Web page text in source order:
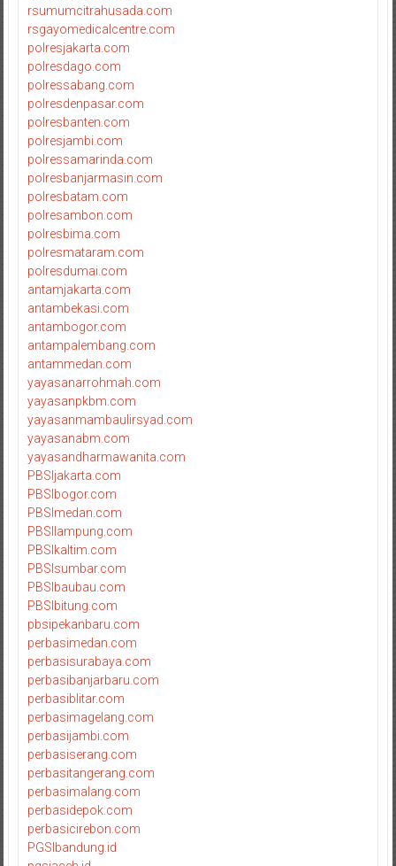
rsumumcitrahusada.com
rsgayomedicalcentre.com
polresjakarta.com
polresdago.com
polressabang.com
polresdenpasar.com
polresbanten.com
polresjambi.com
polressamarinda.com
polresbanjarmasin.com
polresbatam.com
polresambon.com
polresbima.com
polresmataram.com
polresdumai.com
antamjakarta.com
antambekasi.com
antambogor.com
antampalembang.com
antammedan.com
yayasanarrohmah.com
yayasanpkbm.com
yayasanmambaulirsyad.com
yayasanabm.com
yayasandharmawanita.com
PBSIjakarta.com
PBSIbogor.com
PBSImedan.com
PBSIlampung.com
PBSIkaltim.com
PBSIsumbar.com
PBSIbaubau.com
PBSIbitung.com
pbsipekanbaru.com
perbasimedan.com
perbasisurabaya.com
perbasibanjarbaru.com
perbasiblitar.com
perbasimagelang.com
perbasijambi.com
perbasiserang.com
perbasitangerang.com
perbasimalang.com
perbasidepok.com
perbasicirebon.com
PGSIbandung.id